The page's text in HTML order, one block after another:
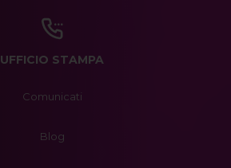
UFFICIO STAMPA
Comunicati
Blog